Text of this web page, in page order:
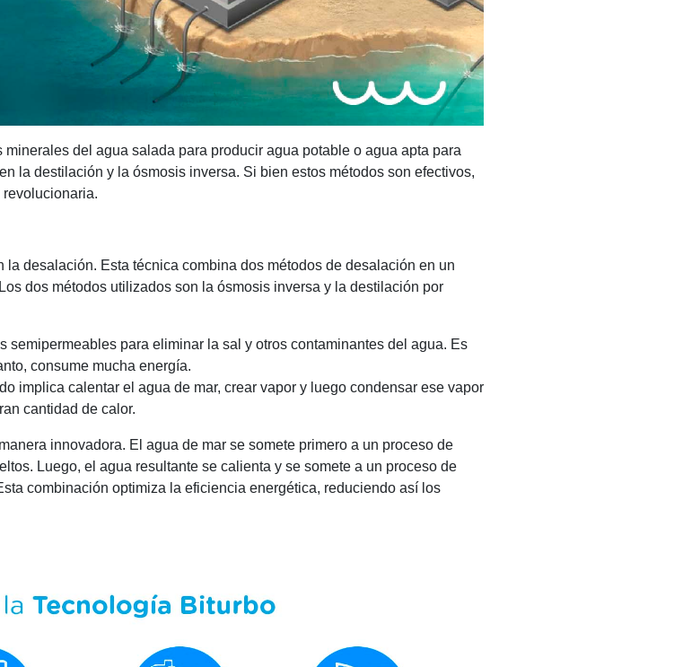
del agua salada para producir agua potable o agua apta para
la destilación y la ósmosis inversa. Si bien estos métodos son efectivos,
desalación. Esta técnica combina dos métodos de desalación en un
dos métodos utilizados son la ósmosis inversa y la destilación por
semipermeables para eliminar la sal y otros contaminantes del agua. Es
consume mucha energía.
implica calentar el agua de mar, crear vapor y luego condensar ese vapor
cantidad de calor.
innovadora. El agua de mar se somete primero a un proceso de
Luego, el agua resultante se calienta y se somete a un proceso de
combinación optimiza la eficiencia energética, reduciendo así los